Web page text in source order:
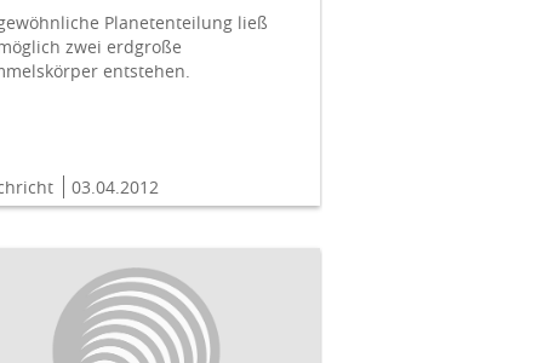
Planetenteilung ließ
zwei erdgroße
entstehen.
03.04.2012